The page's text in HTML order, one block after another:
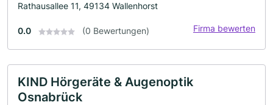
Rathausallee 11, 49134 Wallenhorst
0.0 (0 Bewertungen) Firma bewerten
KIND Hörgeräte & Augenoptik
Osnabrück